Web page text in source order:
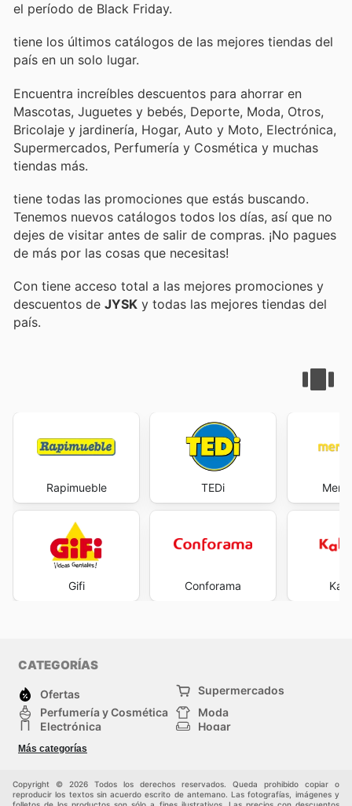
el período de Black Friday.
tiene los últimos catálogos de las mejores tiendas del
país en un solo lugar.
Encuentra increíbles descuentos para ahorrar en
Mascotas, Juguetes y bebés, Deporte, Moda, Otros,
Bricolaje y jardinería, Hogar, Auto y Moto, Electrónica,
Supermercados, Perfumería y Cosmética y muchas
tiendas más.
tiene todas las promociones que estás buscando.
Tenemos nuevos catálogos todos los días, así que no
dejes de visitar antes de salir de compras. ¡No pagues
de más por las cosas que necesitas!
Con tiene acceso total a las mejores promociones y
descuentos de JYSK y todas las mejores tiendas del
país.
Rapimueble
Gifi
TEDi
Conforama
CATEGORÍAS
Ofertas
Supermercados
Perfumería y Cosmética
Moda
Electrónica
Hogar
Deporte
Juguetes y bebés
Más categorías
Copyright © 2026 Todos los derechos reservados. Queda prohibido copiar o
reproducir los textos sin acuerdo escrito de antemano. Las fotografías, imágenes y
folletos de los productos son sólo a fines ilustrativos. Las precios con descuentos